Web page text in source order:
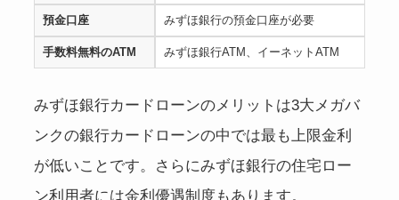
預金口座 みずほ銀行の預金口座が必要
手数料無料のATM みずほ銀行ATM、イーネットATM
みずほ銀行カードローンのメリットは3大メガバ
ンクの銀行カードローンの中では最も上限金利
が低いことです。さらにみずほ銀行の住宅ロー
ン利用者には金利優遇制度もあります。